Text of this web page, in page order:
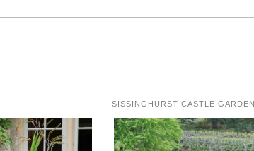
SISSINGHURST CASTLE GARDEN